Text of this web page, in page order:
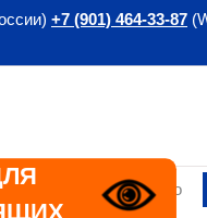
+7 (901) 464-33-87
3. Создание портфолио